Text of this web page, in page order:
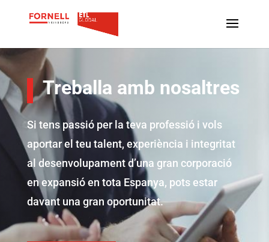
Treballa amb nosaltres
Si tens passió per la teva professió i vols
aportar el teu talent, experiència i integritat
al desenvolupament d’una gran corporació
en expansió en tota Espanya, pots estar
davant una gran oportunitat.